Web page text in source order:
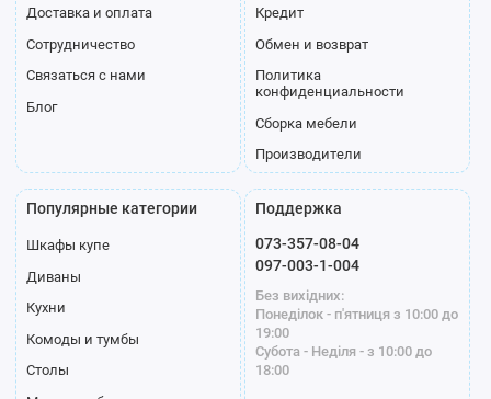
Доставка и оплата
Сотрудничество
Связаться с нами
Блог
Кредит
Обмен и возврат
Политика
конфиденциальности
Сборка мебели
Производители
Популярные категории
Шкафы купе
Диваны
Кухни
Комоды и тумбы
Столы
Поддержка
073-357-08-04
097-003-1-004
Без вихідних:
Понеділок - п'ятниця з 10:00 до
19:00
Субота - Неділя - з 10:00 до
18:00